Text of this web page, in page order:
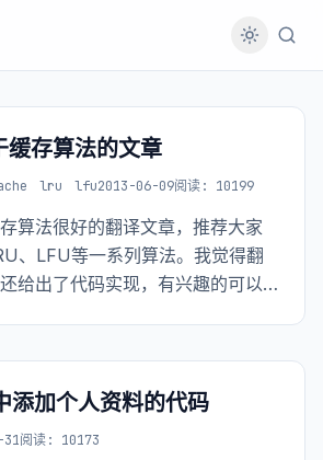
缓存算法的文章
lru lfu2013-06-09阅读: 10199
算法很好的翻译文章，推荐大家
、LFU等一系列算法。我觉得翻
给出了代码实现，有兴趣的可以
加个人资料的代码
阅读: 10173